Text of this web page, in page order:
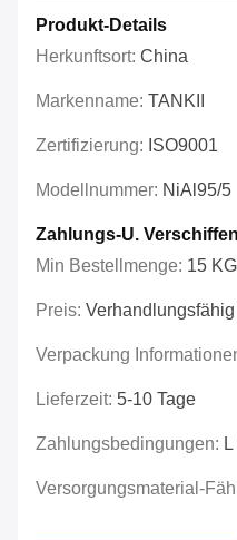
Produkt-Details
Herkunftsort: China
Markenname: TANKII
Zertifizierung: ISO9001
Modellnummer: NiAl95/5
Zahlungs-U.
Min Bestellmenge: 15 KG
Preis: Verhandlungsfähig
Verpackung
Lieferzeit: 5-10 Tage
Zahlungsbedingungen:
Versorgungsmaterial-